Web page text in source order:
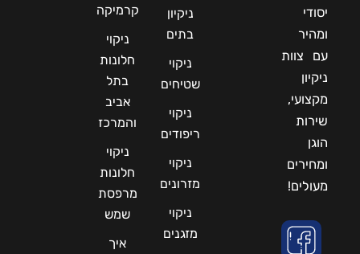
יסודי
ומהיר
עם צוות
ניקיון
מקצועי,
שירות
הוגן
ומחירים
מעולים!
ניקיון
בתים
ניקוי
שטיחים
ניקוי
ריפודים
ניקוי
מזרונים
ניקוי
מזגנים
קרמיקה
ניקוי
חלונות
בתל
אביב
והמרכז
ניקוי
חלונות
מרפסת
שמש
איך